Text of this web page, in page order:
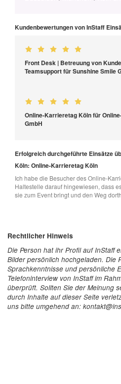
Kundenbewertungen von InStaff
Front Desk | Betreuung von
Teamsupport für Sunshine Smile
Online-Karrieretag Köln für
GmbH
Erfolgreich durchgeführte Einsätze
Köln: Online-Karrieretag Köln
Ich habe die Besucher des Online-
Haltestelle darauf hingewiesen, dass
sie zum Event bringt und den Weg
Rechtlicher Hinweis
Die Person hat ihr Profil auf InStaff
Bilder persönlich hochgeladen. Die
Sprachkenntnisse und persönliche
Telefoninterview von InStaff im
überprüft. Sollten Sie der Meinung
durch Inhalte auf dieser Seite
uns bitte umgehend an: